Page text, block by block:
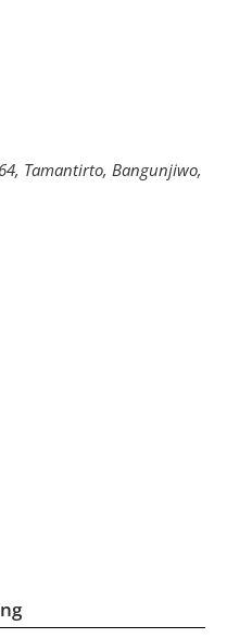
Tamantirto, Bangunjiwo,